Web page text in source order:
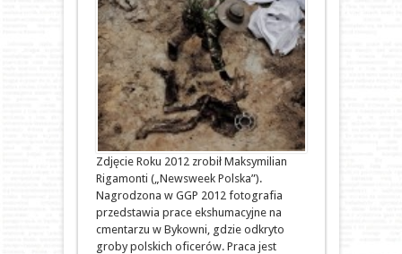
Zdjęcie Roku 2012 zrobił Maksymilian
Rigamonti („Newsweek Polska”).
Nagrodzona w GGP 2012 fotografia
przedstawia prace ekshumacyjne na
cmentarzu w Bykowni, gdzie odkryto
groby polskich oficerów. Praca jest